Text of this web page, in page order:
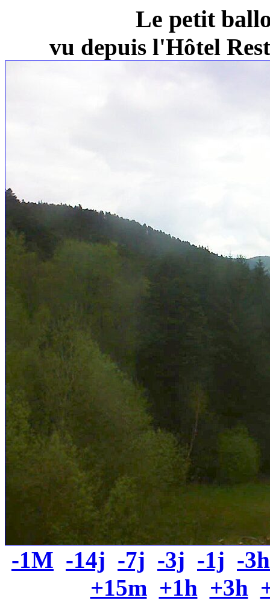
Le petit
vu depuis l'Hôtel
-1M -14j -7j -3j -1j -3h
+15m +1h +3h